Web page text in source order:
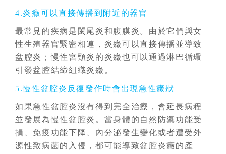
4.炎癥可以直接傳播到附近的器官
最常見的疾病是闌尾炎和腹膜炎。由於它們與女
性生殖器官緊密相連，炎癥可以直接傳播並導致
盆腔炎；慢性宮頸炎的炎癥也可以通過淋巴循環
引發盆腔結締組織炎癥。
5.慢性盆腔炎反復發作時會出現急性癥狀
如果急性盆腔炎沒有得到完全治療，會延長病程
並發展為慢性盆腔炎。當身體的自然防禦功能受
損、免疫功能下降、內分泌發生變化或者遭受外
源性致病菌的入侵，都可能導致盆腔炎癥的產